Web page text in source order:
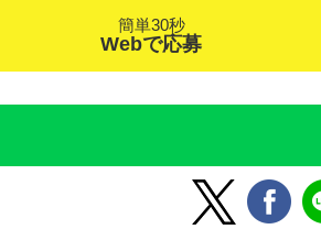
簡単30秒
Webで応募